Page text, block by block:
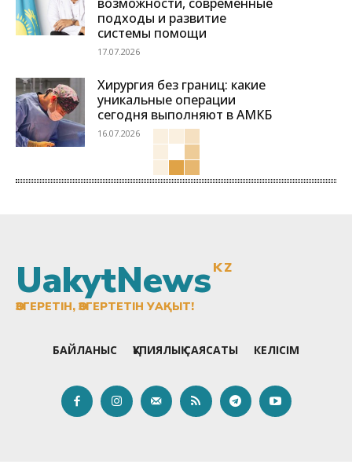
подходы и развитие
системы помощи
17.07.2026
Хирургия без границ: какие
уникальные операции
сегодня выполняют в АМКБ
16.07.2026
UakytNewsKZ
ӨЗГЕРЕТІН, ӨЗГЕРТЕТІН УАҚЫТ!
БАЙЛАНЫС ҚҰПИЯЛЫҚ САЯСАТЫ КЕЛІСІМ